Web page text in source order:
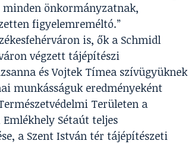
minden önkormányzatnak,
figyelemreméltó.”
is, ők a Schmidl
végzett tájépítészi
és Vojtek Tímea szívügyüknek
munkásságuk eredményeként
Területen a
Sétaút teljes
a Szent István tér tájépítészeti